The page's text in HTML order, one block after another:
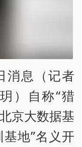
消息（记者
）自称“猎
京大数据基
地”名义开